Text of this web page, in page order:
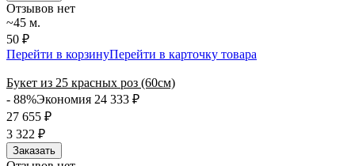
Отзывов нет
~45 м.
50 ₽
Перейти в корзинуПерейти в карточку товара
Букет из 25 красных роз (60см)
- 88%Экономия 24 333 ₽
27 655 ₽
3 322 ₽
Заказать